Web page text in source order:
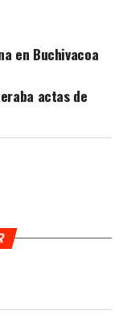
en Buchivacoa
actas de